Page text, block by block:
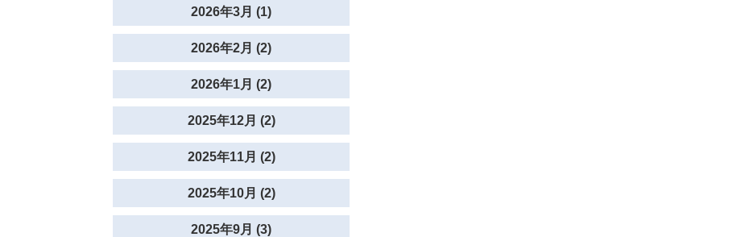
2026年3月 (1)
2026年2月 (2)
2026年1月 (2)
2025年12月 (2)
2025年11月 (2)
2025年10月 (2)
2025年9月 (3)